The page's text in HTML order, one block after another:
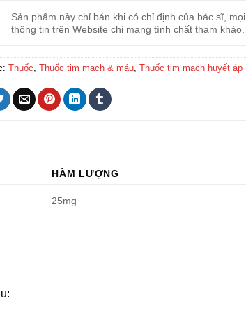
Sản phẩm này chỉ bán khi có chỉ định của bác sĩ, mọi
thông tin trên Website chỉ mang tính chất tham khảo.
Thuốc, Thuốc tim mạch & máu, Thuốc tim mạch huyết áp
HÀM LƯỢNG
25mg